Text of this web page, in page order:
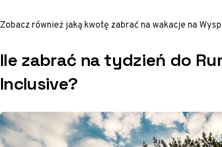
Zobacz również jaką kwotę zabrać na wakacje na
Ile zabrać na tydzień do
Inclusive?